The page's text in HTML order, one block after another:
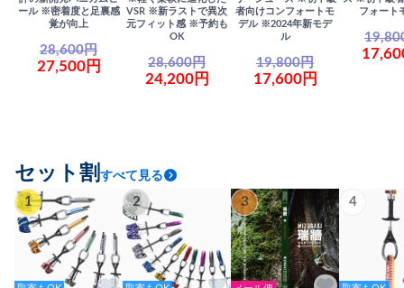
ール ※密着度と足裏感
覚が向上
28,600円
27,500円
VSR ※新ラストで異次
元フィット感 ※予約も
OK
28,600円
24,200円
者向けコンフォートモ
デル ※2024年新モデ
ル
19,800円
17,600円
フォート
セット割 すべて見る
1 2 3 4